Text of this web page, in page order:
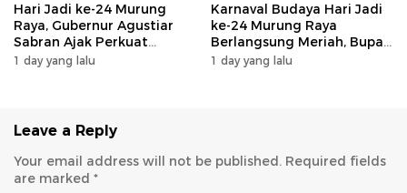
Hari Jadi ke-24 Murung
Raya, Gubernur Agustiar
Sabran Ajak Perkuat
Sinergi Pembangunan
1 day yang lalu
Karnaval Budaya Hari Jadi
ke-24 Murung Raya
Berlangsung Meriah, Bupati
Heriyus Apresiasi
1 day yang lalu
Leave a Reply
Your email address will not be published. Required fields
are marked *